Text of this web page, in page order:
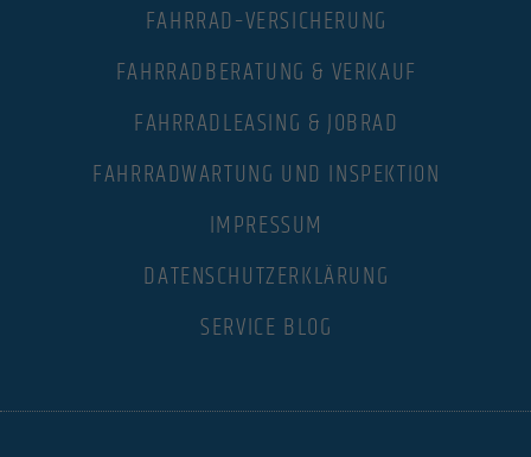
FAHRRAD–VERSICHERUNG
FAHRRADBERATUNG & VERKAUF
FAHRRADLEASING & JOBRAD
FAHRRADWARTUNG UND INSPEKTION
IMPRESSUM
DATENSCHUTZERKLÄRUNG
SERVICE BLOG